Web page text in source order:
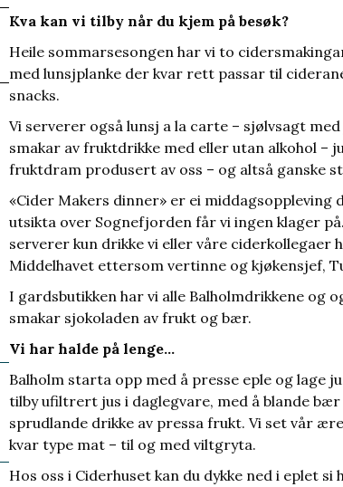
Kva kan vi tilby når du kjem på besøk?
Heile sommarsesongen har vi to
med lunsjplanke der kvar rett passar til
snacks.
Vi serverer også lunsj a la carte – sjølvsagt
smakar av fruktdrikke med eller utan alkohol –
fruktdram produsert av oss – og altså ganske
«Cider Makers dinner» er ei
utsikta over Sognefjorden får vi ingen klager
serverer kun drikke vi eller våre ciderkollegaer
Middelhavet ettersom vertinne og kjøkensjef,
I gardsbutikken har vi alle Balholmdrikkene og
smakar sjokoladen av frukt og bær.
Vi har halde på lenge…
Balholm starta opp med å presse eple og lage
tilby ufiltrert jus i daglegvare, med å blande
sprudlande drikke av pressa frukt. Vi set vår
kvar type mat – til og med viltgryta.
Hos oss i Ciderhuset kan du dykke ned i eplet